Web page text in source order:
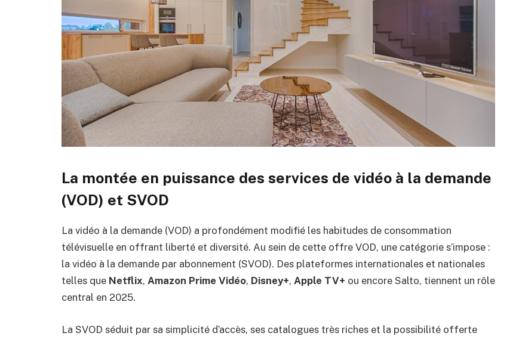
La montée en puissance des services de vidéo à la demande
(VOD) et SVOD
La vidéo à la demande (VOD) a profondément modifié les habitudes de consommation
télévisuelle en offrant liberté et diversité. Au sein de cette offre VOD, une catégorie s’impose :
la vidéo à la demande par abonnement (SVOD). Des plateformes internationales et nationales
telles que Netflix, Amazon Prime Vidéo, Disney+, Apple TV+ ou encore Salto, tiennent un rôle
central en 2025.
La SVOD séduit par sa simplicité d’accès, ses catalogues très riches et la possibilité offerte